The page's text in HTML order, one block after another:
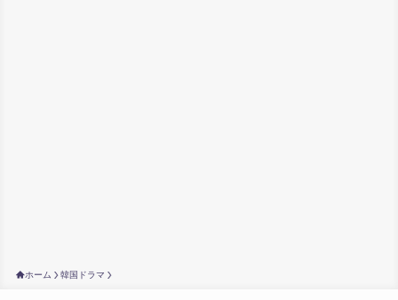
ホーム 韓国ドラマ